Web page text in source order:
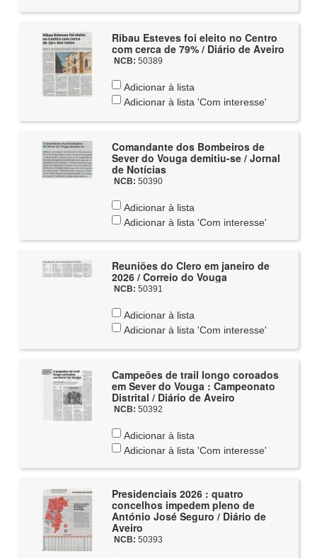
Ribau Esteves foi eleito no Centro
com cerca de 79% / Diário de Aveiro
NCB: 50389
Adicionar à lista
Adicionar à lista 'Com interesse'
Comandante dos Bombeiros de
Sever do Vouga demitiu-se / Jornal
de Notícias
NCB: 50390
Adicionar à lista
Adicionar à lista 'Com interesse'
Reuniões do Clero em janeiro de
2026 / Correio do Vouga
NCB: 50391
Adicionar à lista
Adicionar à lista 'Com interesse'
Campeões de trail longo coroados
em Sever do Vouga : Campeonato
Distrital / Diário de Aveiro
NCB: 50392
Adicionar à lista
Adicionar à lista 'Com interesse'
Presidenciais 2026 : quatro
concelhos impedem pleno de
António José Seguro / Diário de
Aveiro
NCB: 50393